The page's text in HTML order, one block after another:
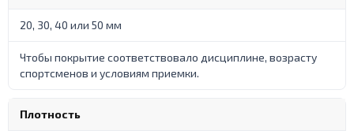
20, 30, 40 или 50 мм
Чтобы покрытие соответствовало дисциплине, возрасту
спортсменов и условиям приемки.
Плотность